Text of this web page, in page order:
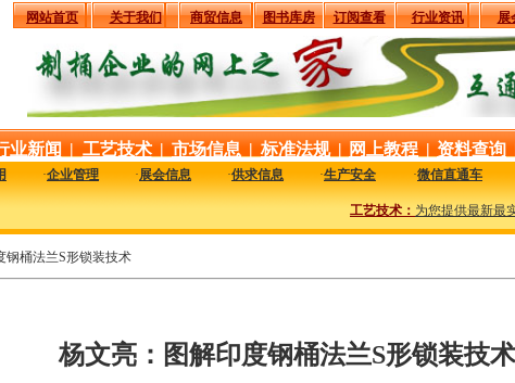
网站首页 关于我们 商贸信息 图书库房 订阅查看 行业资讯 展
业新闻 | 工艺技术 | 市场信息 | 标准法规 | 网上教程 | 资料查询
·企业管理 ·展会信息 ·供求信息 ·生产安全 ·微信直通车
工艺技术：为您提供最新最实用
钢桶法兰S形锁装技术
杨文亮：图解印度钢桶法兰S形锁装技术